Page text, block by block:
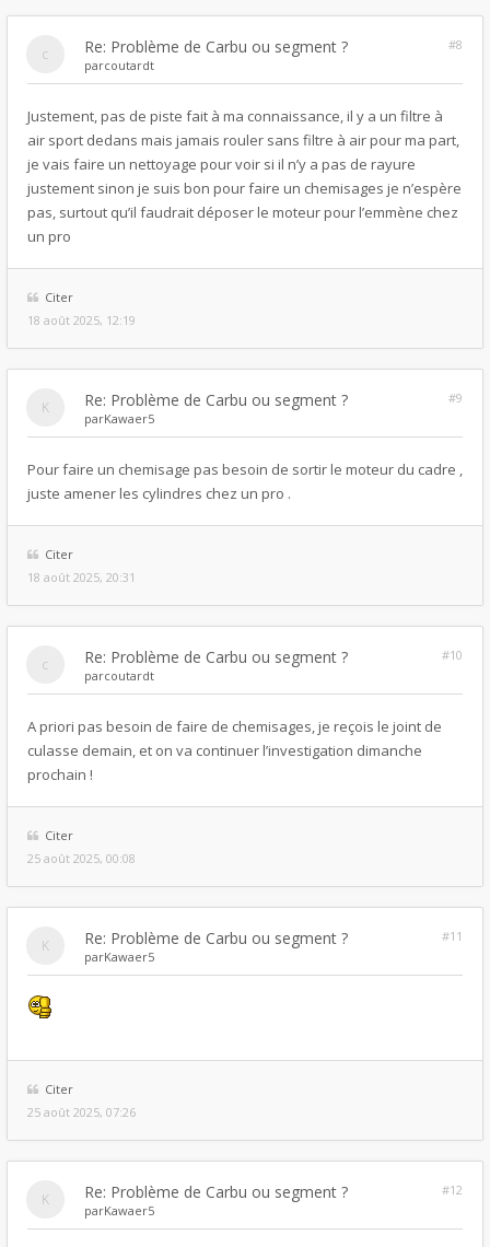
Re: Problème de Carbu ou segment ?
#8
parcoutardt
Justement, pas de piste fait à ma connaissance, il y a un filtre à
air sport dedans mais jamais rouler sans filtre à air pour ma part,
je vais faire un nettoyage pour voir si il n’y a pas de rayure
justement sinon je suis bon pour faire un chemisages je n’espère
pas, surtout qu’il faudrait déposer le moteur pour l’emmène chez
un pro
Citer
18 août 2025, 12:19
Re: Problème de Carbu ou segment ?
#9
parKawaer5
Pour faire un chemisage pas besoin de sortir le moteur du cadre ,
juste amener les cylindres chez un pro .
Citer
18 août 2025, 20:31
Re: Problème de Carbu ou segment ?
#10
parcoutardt
A priori pas besoin de faire de chemisages, je reçois le joint de
culasse demain, et on va continuer l’investigation dimanche
prochain !
Citer
25 août 2025, 00:08
Re: Problème de Carbu ou segment ?
#11
parKawaer5
Citer
25 août 2025, 07:26
Re: Problème de Carbu ou segment ?
#12
parKawaer5